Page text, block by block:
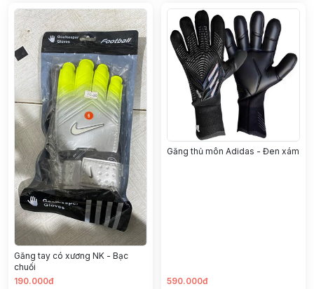
Găng tay có xương NK - Bạc
chuối
190.000đ
Găng thủ môn Adidas - Đen xám
590.000đ